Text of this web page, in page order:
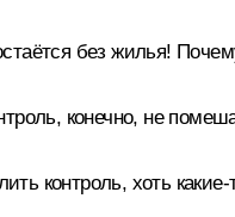
без жилья!
конечно, не
контроль, хоть